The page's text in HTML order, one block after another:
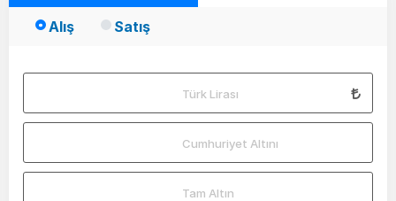
Alış Satış
Türk Lirası
Cumhuriyet Altını
Tam Altın